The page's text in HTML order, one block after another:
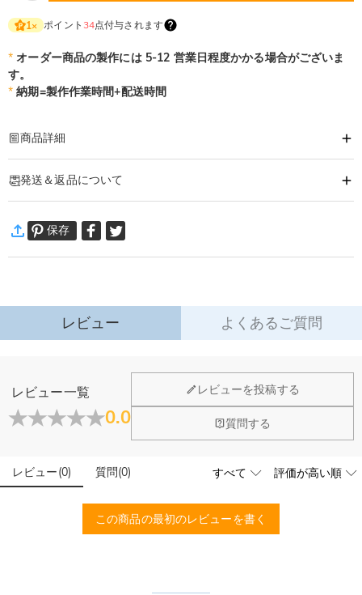
1× ポイント 34点付与されます
* オーダー商品の製作には 5-12 営業日程度かかる場合がございま
す。
* 納期=製作作業時間+配送時間
商品詳細
あなたの気持ちを形に出来るオーダーメイドのネックレスです。
大切な人へ、自分へのご褒美に。特別な時に贈るオリジナルネックレス。
あなただけの一品をおつくりします。
ネックレス詳細
素材:シルバー合金
発送＆返品について
通常配送: 5-9営業日
詳細はこちら
以内に返品＆交換できます。
詳細はこちら
保存
レビュー よくあるご質問
レビュー一覧
0.0
レビューを投稿する
質問する
レビュー(0) 質問(0)
この商品の最初のレビューを書く
ジュエリーについて
店頭や実店舗とかありますか？
店舗に費やす家賃や保険、人的労力等のコストを節約して、商
営しております。
輝きと高い硬度を誇る最高級品質グレード5Aのキューピッド
ジルコニアを使用しており、その中でも専門の職人によるカッ
トを施し、最上級位のスーパーキュービックジルコニアとなり
こちらの商品を身に付けると、肌が緑色に変色しま
いいえ、肌を緑色に変色させたのは真鍮や銅が含まれた製品で